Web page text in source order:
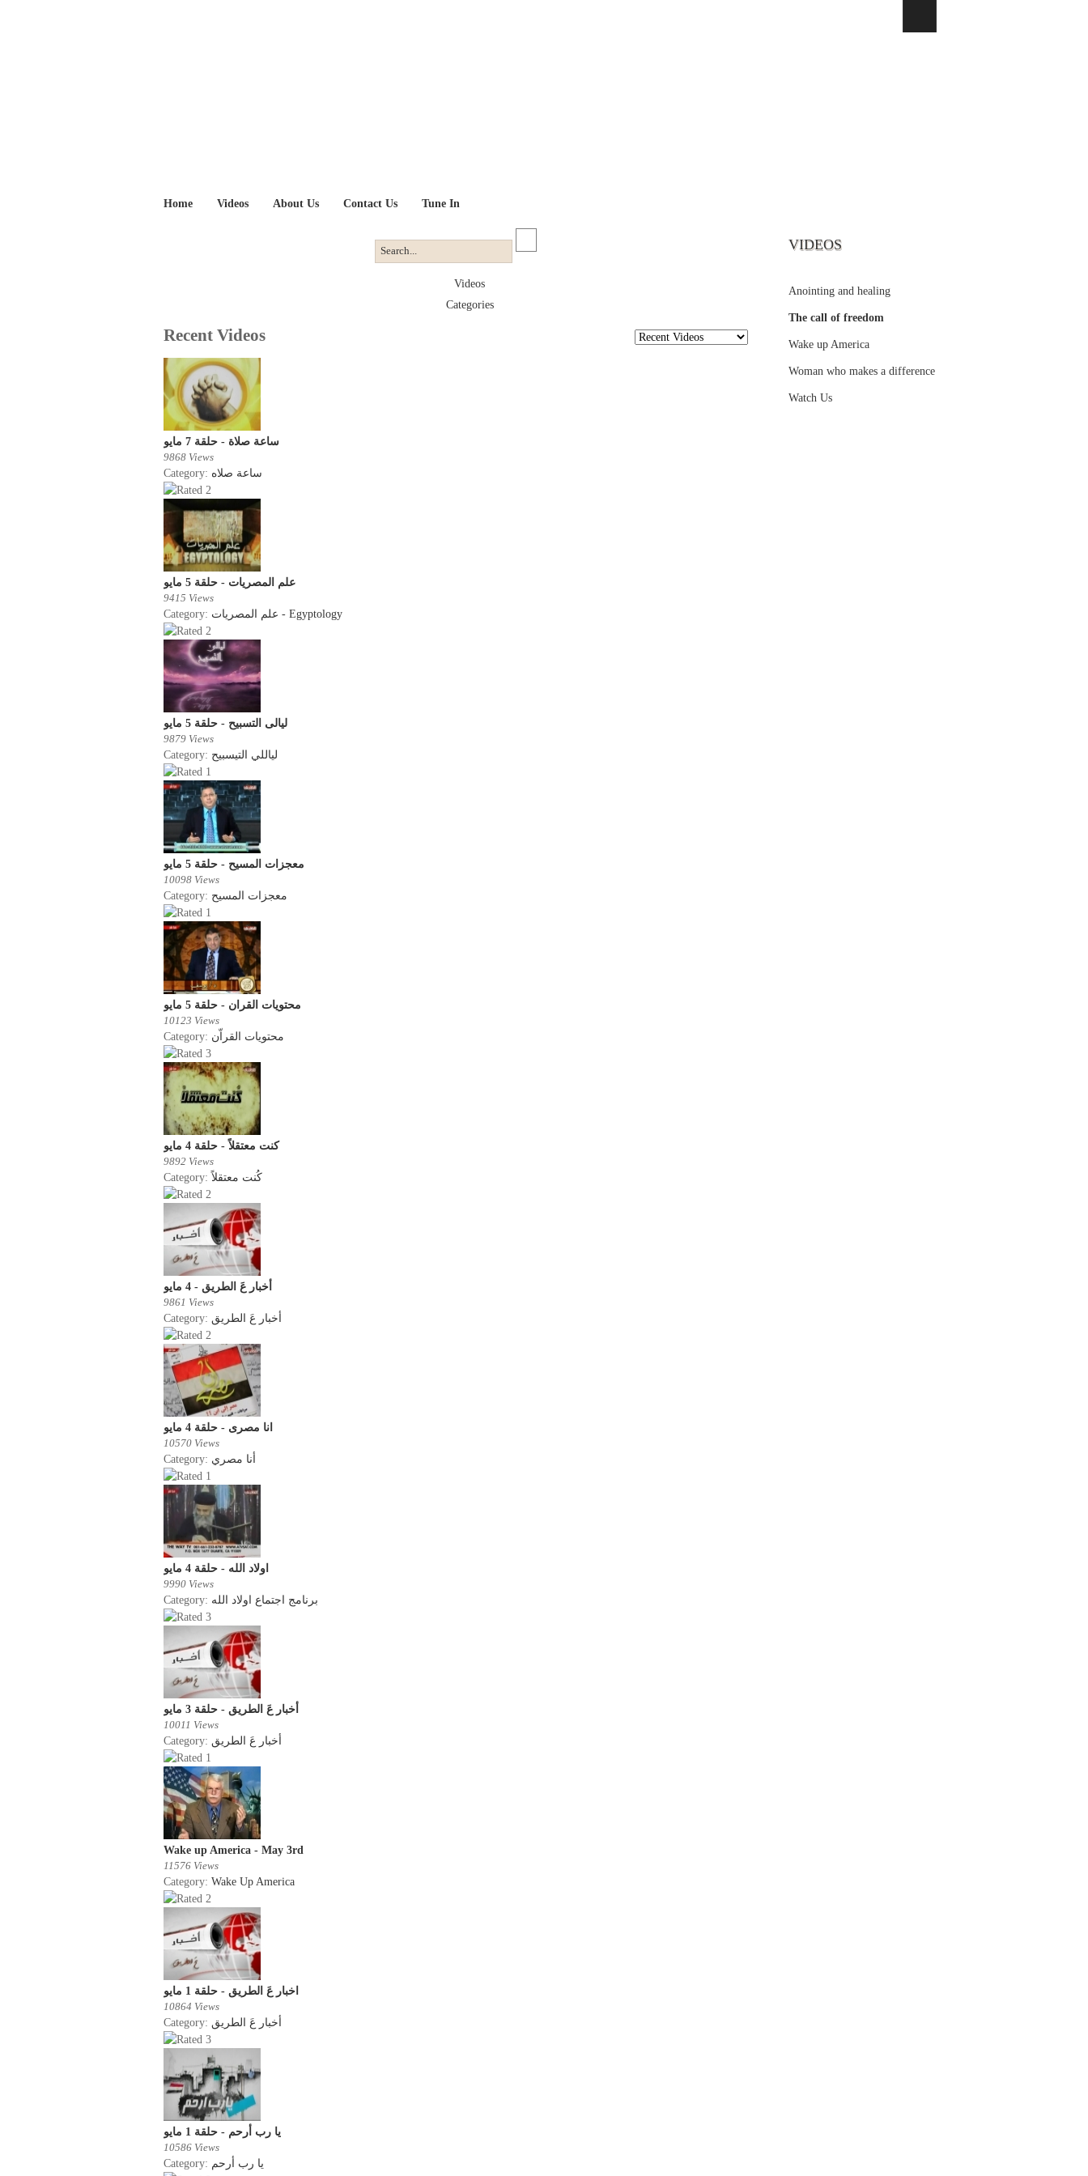
Home Videos About Us Contact Us Tune In
Videos
Categories
Recent Videos
ساعة صلاة - حلقة 7 مايو
9868 Views
Category: ساعة صلاه
علم المصريات - حلقة 5 مايو
9415 Views
Category: علم المصريات - Egyptology
ليالى التسبيح - حلقة 5 مايو
9879 Views
Category: لياللي التيسبيح
معجزات المسيح - حلقة 5 مايو
10098 Views
Category: معجزات المسيح
محتويات القران - حلقة 5 مايو
10123 Views
Category: محتويات القراّن
كنت معتقلاً - حلقة 4 مايو
9892 Views
Category: كُنت معتقلاً
أخبار عَ الطريق - 4 مايو
9861 Views
Category: أخبار عَ الطريق
انا مصرى - حلقة 4 مايو
10570 Views
Category: أنا مصري
اولاد الله - حلقة 4 مايو
9990 Views
Category: برنامج اجتماع اولاد الله
أخبار عَ الطريق - حلقة 3 مايو
10011 Views
Category: أخبار عَ الطريق
Wake up America - May 3rd
11576 Views
Category: Wake Up America
اخبار عَ الطريق - حلقة 1 مايو
10864 Views
Category: أخبار عَ الطريق
يا رب أرحم - حلقة 1 مايو
10586 Views
Category: يا رب أرحم
VIDEOS
Anointing and healing
The call of freedom
Wake up America
Woman who makes a difference
Watch Us